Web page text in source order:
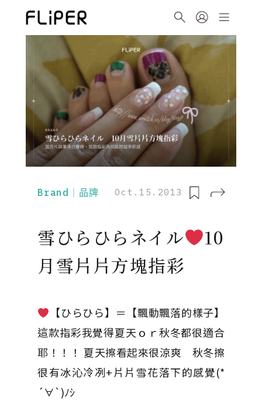
Brand｜品牌 Oct.15.2013
雪ひらひらネイル
10
月雪片片方塊指彩
【ひらひら】＝【飄動飄落的樣子】
這款指彩我覺得夏天ｏｒ秋冬都很適合
耶！！！ 夏天擦看起來很涼爽 秋冬擦
很有冰沁冷冽+片片雪花落下的感覺(*
´∀`)ﾉｼ